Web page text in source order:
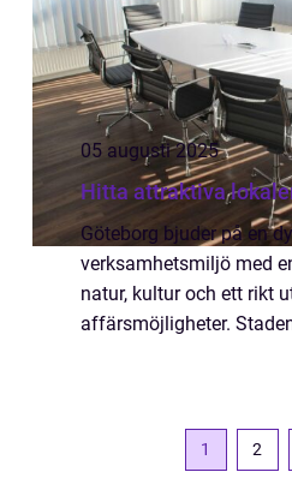
05 augusti 2025
Hitta attraktiva
Göteborg bjuder på en
verksamhetsmiljö med
natur, kultur och ett rikt
affärsmöjligheter.
1 2